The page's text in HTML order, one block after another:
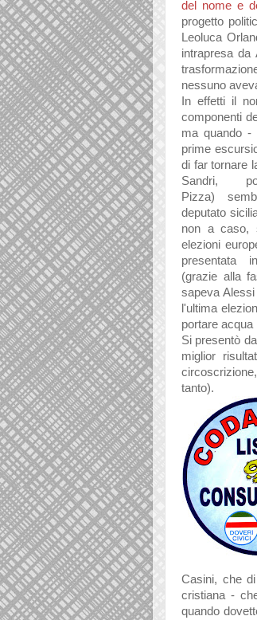
del nome e
progetto
Leoluca Orl
intrapresa da
trasform
nessuno avev
In effetti il
componenti
ma quando
prime
di far tornare l
Sandri,
Pizza)
deputato sicili
non a caso,
elezioni
presentata
(grazie all a f
sapevaAlessi
l'ultima
portareacqua
Si presentò d
miglior risult
tanto).
Casini, che
cristiana -
quando